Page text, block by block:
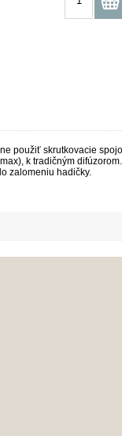
použiť skrutkovacie
k tradičným
zalomeniu hadičky.